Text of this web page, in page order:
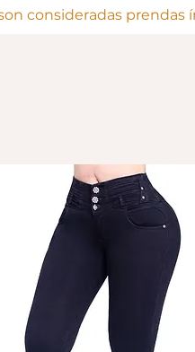
consideradas